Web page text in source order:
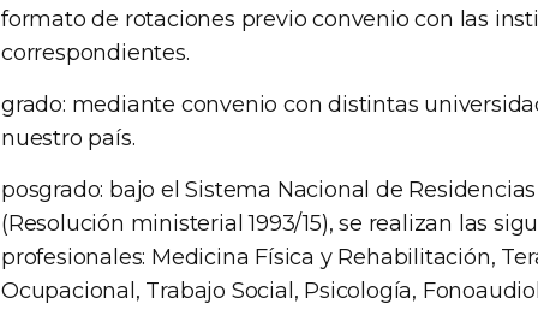
formato de rotaciones previo convenio con las
correspondientes.
grado: mediante convenio con distintas
nuestro país.
posgrado: bajo el Sistema Nacional de
(Resolución ministerial 1993/15), se realizan las
profesionales: Medicina Física y Rehabilitación,
Ocupacional, Trabajo Social, Psicología,